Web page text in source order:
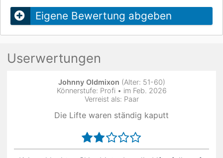
Eigene Bewertung abgeben
Userwertungen
Johnny Oldmixon (Alter: 51-60)
Könnerstufe: Profi • im Feb. 2026
Verreist als: Paar
Die Lifte waren ständig kaputt